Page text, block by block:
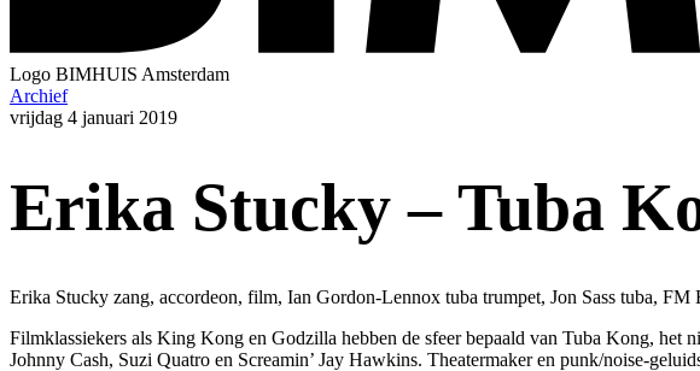
Logo BIMHUIS Amsterdam
Archief
vrijdag 4 januari 2019
Erika Stucky – Tuba
Erika Stucky zang, accordeon, film, Ian Gordon-Lennox tuba trumpet, Jon Sass tuba, FM
Filmklassiekers als King Kong en Godzilla hebben de sfeer bepaald van Tuba Kong,
Johnny Cash, Suzi Quatro en Screamin’ Jay Hawkins. Theatermaker en punk/noise-